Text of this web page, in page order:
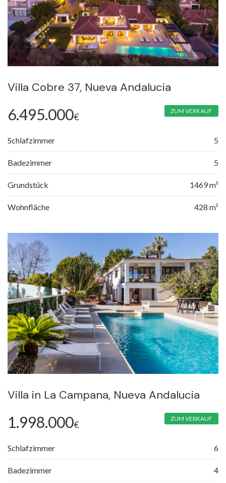
Villa Cobre 37, Nueva Andalucia
6.495.000€
ZUM VERKAUF
Schlafzimmer 5
Badezimmer 5
Grundstück 1469 m²
Wohnfläche 428 m²
Villa in La Campana, Nueva Andalucia
1.998.000€
ZUM VERKAUF
Schlafzimmer 6
Badezimmer 4